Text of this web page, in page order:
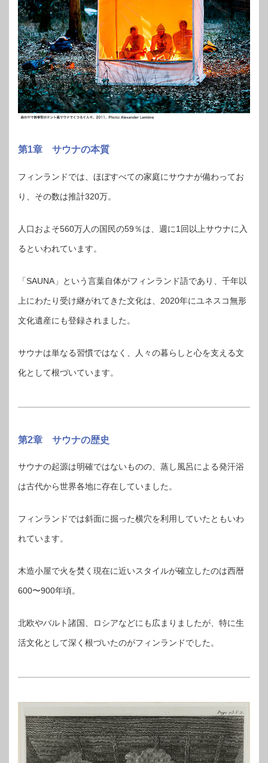
第1章 サウナの本質
フィンランドでは、ほぼすべての家庭にサウナが備わってお
り、その数は推計320万。
人口およそ560万人の国民の59％は、週に1回以上サウナに入
るといわれています。
「SAUNA」という言葉自体がフィンランド語であり、千年以
上にわたり受け継がれてきた文化は、2020年にユネスコ無形
文化遺産にも登録されました。
サウナは単なる習慣ではなく、人々の暮らしと心を支える文
化として根づいています。
第2章 サウナの歴史
サウナの起源は明確ではないものの、蒸し風呂による発汗浴
は古代から世界各地に存在していました。
フィンランドでは斜面に掘った横穴を利用していたともいわ
れています。
木造小屋で火を焚く現在に近いスタイルが確立したのは西暦
600〜900年頃。
北欧やバルト諸国、ロシアなどにも広まりましたが、特に生
活文化として深く根づいたのがフィンランドでした。